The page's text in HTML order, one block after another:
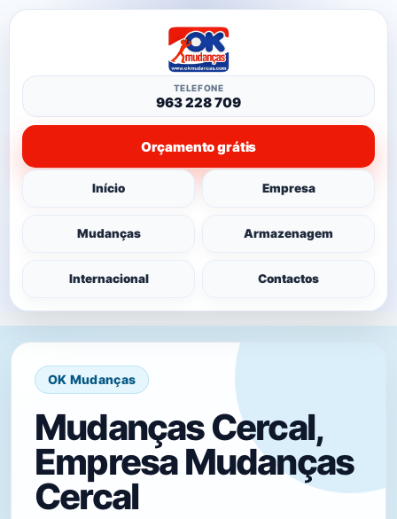
Início Empresa
Mudanças Armazenagem
Internacional Contactos
TELEFONE
963 228 709
Orçamento grátis
OK Mudanças
Mudanças Cercal,
Empresa Mudanças
Cercal